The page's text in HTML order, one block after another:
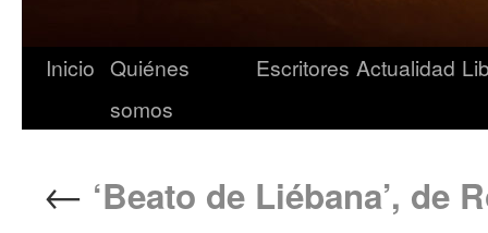
Inicio Quiénes
somos
Escritores Actualidad
← ‘Beato de Liébana’, de